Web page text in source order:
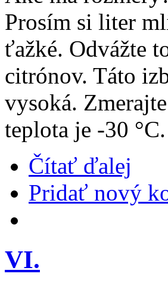
Prosím si liter
ťažké. Odvážte
citrónov. Táto
vysoká.
teplota je -30 °C.
Čítať ďalej
Pridať nový
VI.